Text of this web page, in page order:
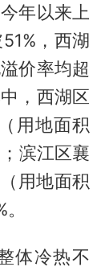
年以来上
，西湖
价率均超
，西湖区
用地面积
滨江区襄
用地面积
体冷热不